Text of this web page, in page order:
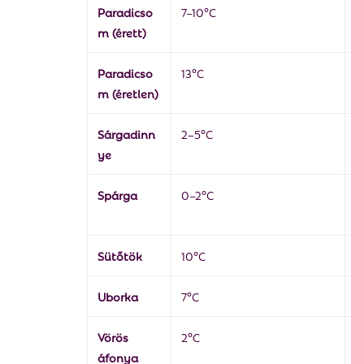
Paradicso
m (érett)
7–10°C
Paradicso
m (éretlen)
13°C
Sárgadinn
ye
2–5°C
Spárga 0–2°C
Sütőtök 10°C
Uborka 7°C
Vörös
áfonya
2°C